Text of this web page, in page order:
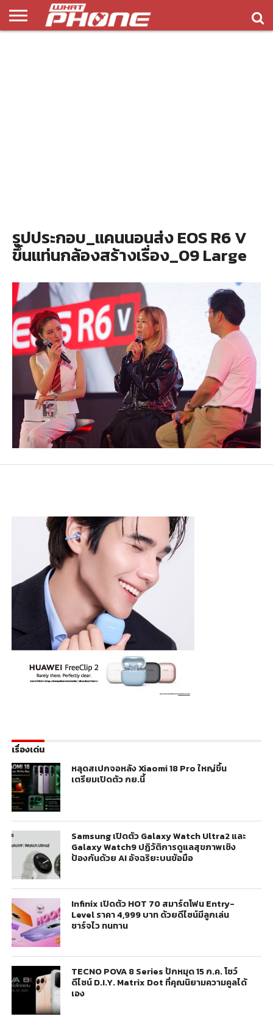
รูปประกอบ_แคนนอนส่ง EOS R6 V
ขึ้นแท่นกล้องสร้างเรื่อง_09 Large
เรื่องเด่น
หลุดสเปกจอหลัง Xiaomi 18 Pro ใหญ่ขึ้น
เตรียมเปิดตัว กย.นี้
Samsung เปิดตัว Galaxy Watch Ultra2 และ
Galaxy Watch9 ปฏิวัติการดูแลสุขภาพเชิง
ป้องกันด้วย AI อัจฉริยะบนข้อมือ
Infinix เปิดตัว HOT 70 สมาร์ตโฟน Entry-
Level ราคา 4,999 บาท ด้วยดีไซน์มีลูกเล่น
ชาร์จไว ทนทาน
TECNO POVA 8 Series ปักหมุด 15 ก.ค. โชว์
ดีไซน์ D.I.Y. Matrix Dot ที่คุณนิยามความคูลได้
เอง